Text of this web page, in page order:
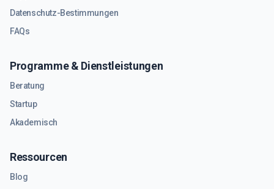
Datenschutz-Bestimmungen
FAQs
Programme & Dienstleistungen
Beratung
Startup
Akademisch
Ressourcen
Blog